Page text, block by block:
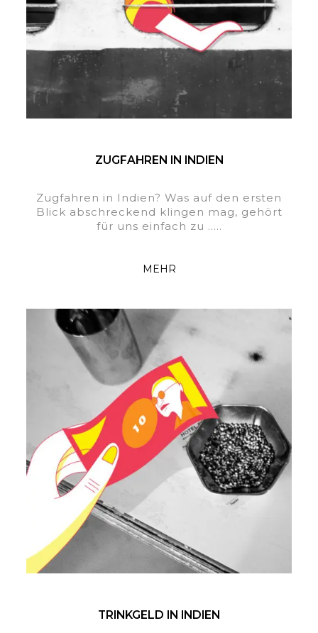
ZUGFAHREN IN INDIEN
Zugfahren in Indien? Was auf den ersten
Blick abschreckend klingen mag, gehört
für uns einfach zu .....
MEHR
TRINKGELD IN INDIEN